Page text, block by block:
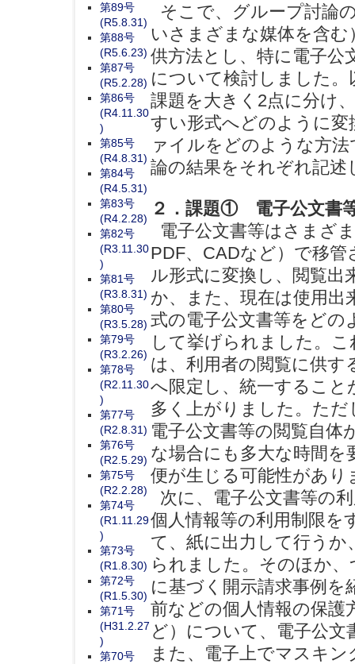
そこで、グループ討論
いさまざまな媒体を含
供方法とし、特に電子公
について検討しました
課題を大きく2点に分け
すい形式へどのように
ァイルをどのような方
論の結果をそれぞれ記述
２．課題① 電子公文書
電子公文書等はさまざ
PDF、CADなど）で移
ル形式に変換し、閲覧
か、また、現在は使用
式の電子公文書等をど
して挙げられました。
は、利用者の閲覧に供
へ限定し、統一すること
多く上がりました。た
電子公文書等の閲覧自体
な場合にも多大な時間
便が生じる可能性があり
次に、電子公文書等の
個人情報等の利用制限を
て、紙に出力して行う
られました。そのほか
に基づく開示請求事例を
前などの個人情報の保護
ど）について、電子公
また、電子上でマスキ
第89号
(R5.8.31)
第88号
(R5.6.23)
第87号
(R5.2.28)
第86号
(R4.11.30
)
第85号
(R4.8.31)
第84号
(R4.5.31)
第83号
(R4.2.28)
第82号
(R3.11.30
)
第81号
(R3.8.31)
第80号
(R3.5.28)
第79号
(R3.2.26)
第78号
(R2.11.30
)
第77号
(R2.8.31)
第76号
(R2.5.29)
第75号
(R2.2.28)
第74号
(R1.11.29
)
第73号
(R1.8.30)
第72号
(R1.5.30)
第71号
(H31.2.27
)
第70号